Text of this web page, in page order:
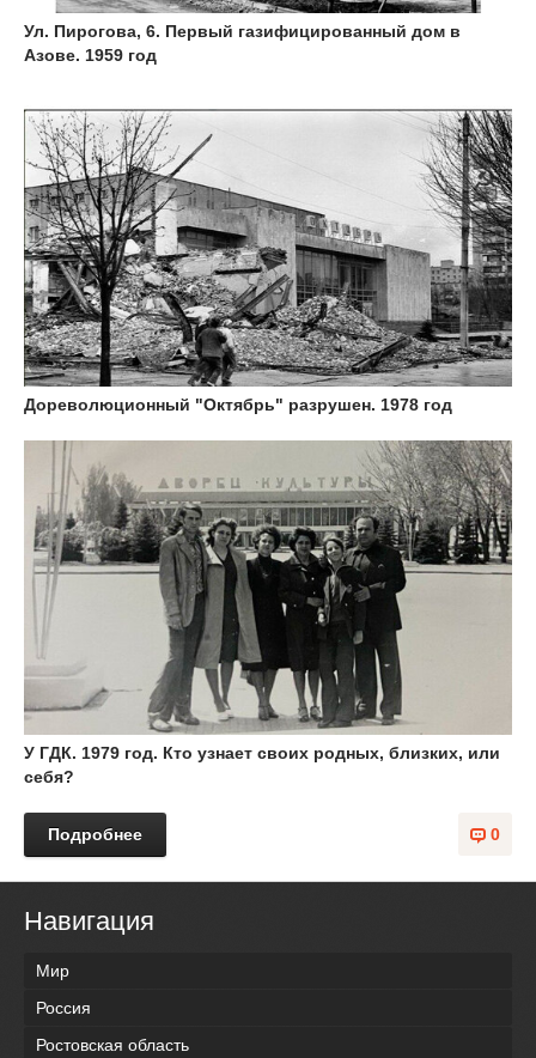
Ул. Пирогова, 6. Первый газифицированный дом в
Азове. 1959 год
Дореволюционный "Октябрь" разрушен. 1978 год
У ГДК. 1979 год. Кто узнает своих родных, близких, или
себя?
0
Подробнее
Навигация
Мир
Россия
Ростовская область